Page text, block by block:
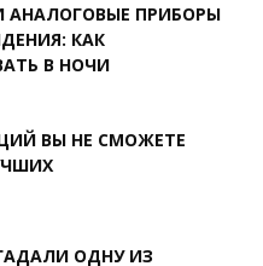
АНАЛОГОВЫЕ ПРИБОРЫ
КАК
В НОЧИ
ВЫ НЕ СМОЖЕТЕ
ОДНУ ИЗ